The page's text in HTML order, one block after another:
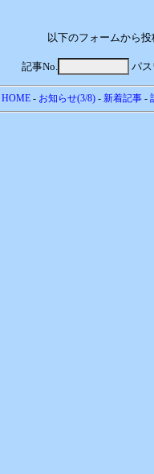
以下のフォームから
記事No. パ
HOME- お知らせ(3/8)- 新着記事-